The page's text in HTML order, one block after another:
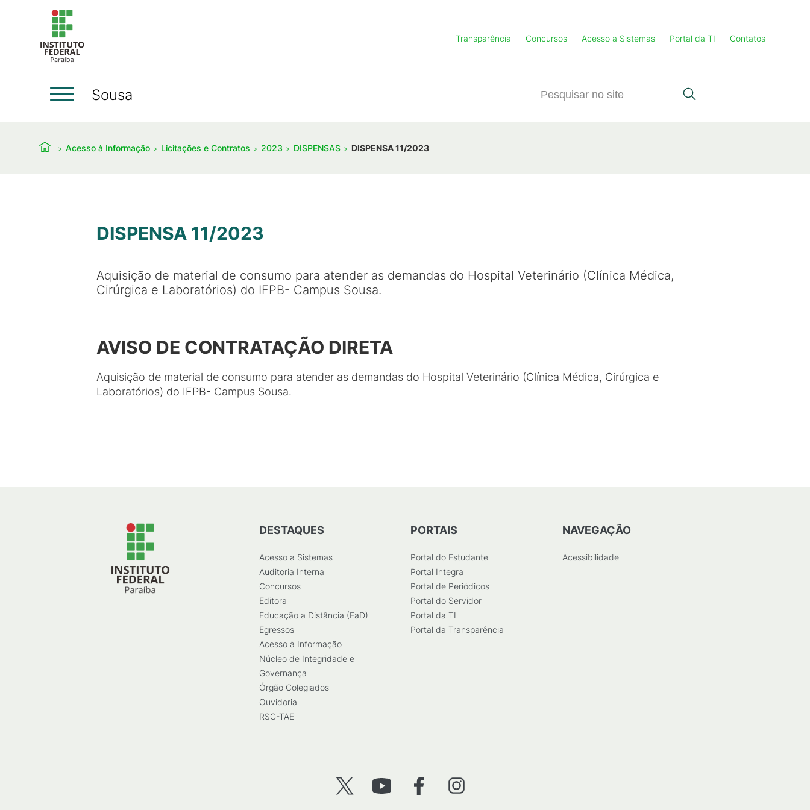
Transparência Concursos Acesso a Sistemas Portal da TI Contatos
Sousa
Acesso à Informação Licitações e Contratos 2023 DISPENSAS DISPENSA 11/2023
DISPENSA 11/2023
Aquisição de material de consumo para atender as demandas do Hospital Veterinário (Clínica Médica,
Cirúrgica e Laboratórios) do IFPB- Campus Sousa.
AVISO DE CONTRATAÇÃO DIRETA
Aquisição de material de consumo para atender as demandas do Hospital Veterinário (Clínica Médica, Cirúrgica e
Laboratórios) do IFPB- Campus Sousa.
DESTAQUES
Acesso a Sistemas
Auditoria Interna
Concursos
Editora
Educação a Distância (EaD)
Egressos
Acesso à Informação
Núcleo de Integridade e
Governança
Órgão Colegiados
Ouvidoria
RSC-TAE
PORTAIS
Portal do Estudante
Portal Integra
Portal de Periódicos
Portal do Servidor
Portal da TI
Portal da Transparência
NAVEGAÇÃO
Acessibilidade